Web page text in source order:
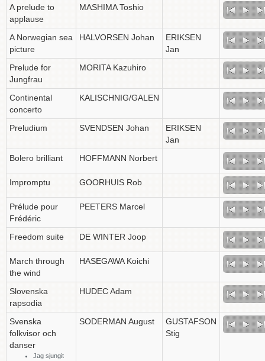
A prelude to
applause
MASHIMA Toshio
A Norwegian sea
picture
HALVORSEN Johan
ERIKSEN
Jan
Prelude for
Jungfrau
MORITA Kazuhiro
Continental
concerto
KALISCHNIG/GALEN
Preludium SVENDSEN Johan
ERIKSEN
Jan
Bolero brilliant
HOFFMANN Norbert
Impromptu GOORHUIS Rob
Prélude pour
Frédéric
PEETERS Marcel
Freedom suite DE WINTER Joop
March through
the wind
HASEGAWA Koichi
Slovenska
rapsodia
HUDEC Adam
Svenska
folkvisor och
danser
Jag sjungit
SODERMAN August
GUSTAFSON
Stig